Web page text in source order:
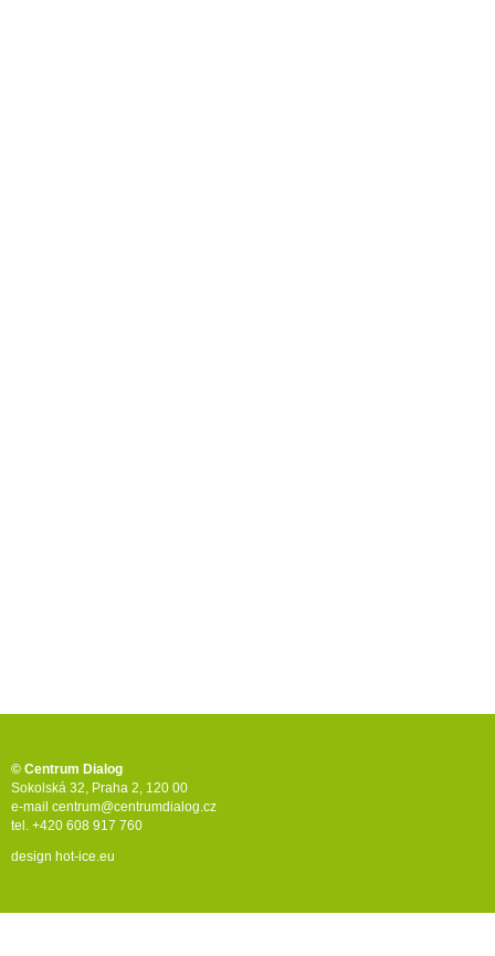
© Centrum Dialog
Sokolská 32, Praha 2, 120 00
e-mail centrum@centrumdialog.cz
tel. +420 608 917 760
design hot-ice.eu